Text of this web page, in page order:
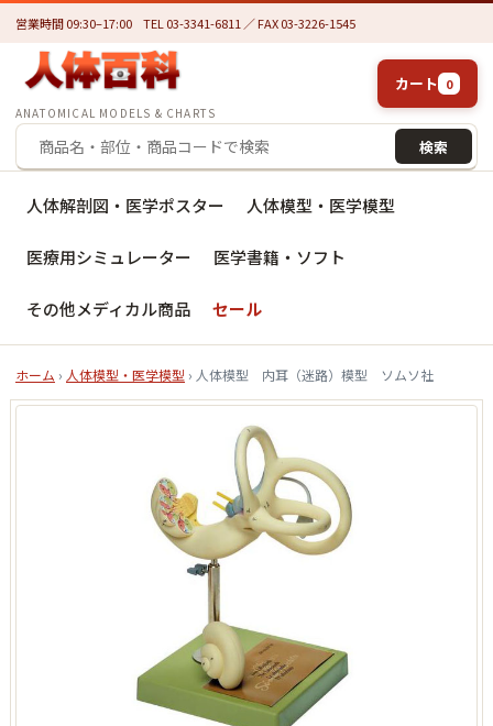
営業時間 09:30–17:00 TEL 03-3341-6811 ／ FAX 03-3226-1545
ANATOMICAL MODELS & CHARTS
検索
カート 0
人体解剖図・医学ポスター 人体模型・医学模型
医療用シミュレーター 医学書籍・ソフト
その他メディカル商品 セール
ホーム › 人体模型・医学模型 › 人体模型 内耳（迷路）模型 ソムソ社